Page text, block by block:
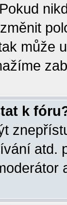
může
k
atd.